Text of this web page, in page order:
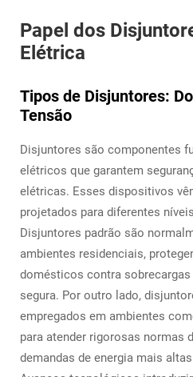
Papel dos
Elétrica
Tipos de Disjuntores:
Tensão
Disjuntores são componentes
elétricos que garantem
elétricas. Esses dispositivos
projetados para diferentes
Disjuntores padrão são
ambientes residenciais,
domésticos contra
segura. Por outro lado,
empregados em ambientes
para atender rigorosas normas
demandas de energia mais